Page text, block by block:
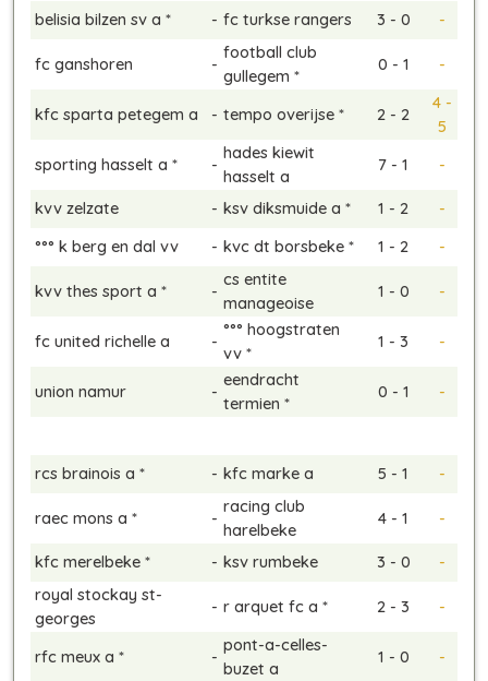
belisia bilzen sv a *
- fc turkse rangers 3 - 0 -
fc ganshoren -
football club
gullegem *
0 - 1 -
kfc sparta petegem a - tempo overijse * 2 - 2
4 -
5
sporting hasselt a *
-
hades kiewit
hasselt a
7 - 1 -
kvv zelzate - ksv diksmuide a * 1 - 2
-
°°° k berg en dal vv
- kvc dt borsbeke * 1 - 2 -
kvv thes sport a * -
cs entite
manageoise
1 - 0 -
fc united richelle a -
°°° hoogstraten
vv *
1 - 3 -
union namur -
eendracht
termien *
0 - 1 -
rcs brainois a * - kfc marke a 5 - 1 -
raec mons a * -
racing club
harelbeke
4 - 1 -
kfc merelbeke * - ksv rumbeke 3 - 0
-
royal stockay st-
georges
- r arquet fc a * 2 - 3 -
rfc meux a * -
pont-a-celles-
buzet a
1 - 0 -